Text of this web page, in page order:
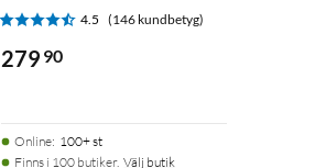
4.5 (146 kundbetyg)
279 90
Online: 100+ st
Finns i 100 butiker. Välj butik